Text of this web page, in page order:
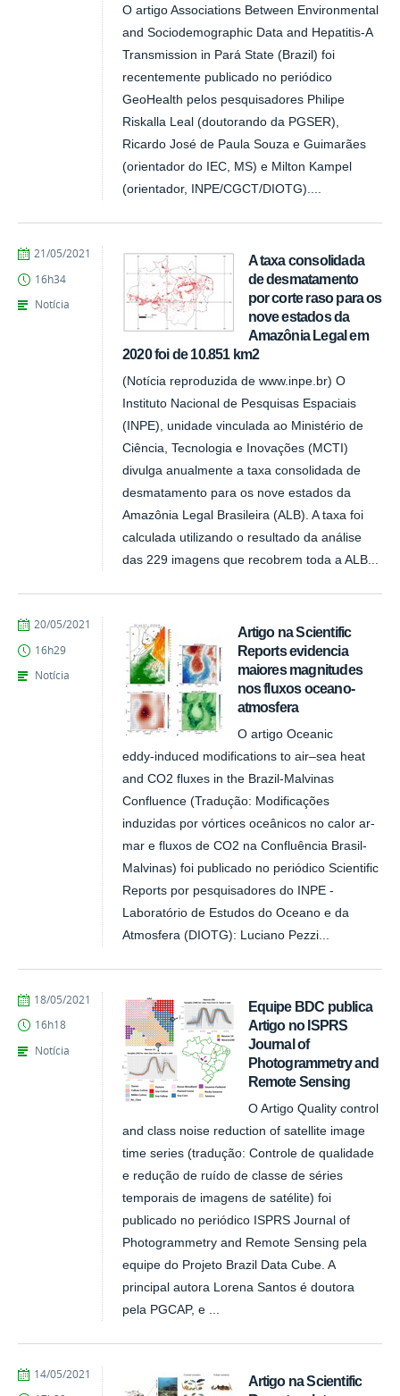
O artigo Associations Between Environmental
and Sociodemographic Data and Hepatitis-A
Transmission in Pará State (Brazil) foi
recentemente publicado no periódico
GeoHealth pelos pesquisadores Philipe
Riskalla Leal (doutorando da PGSER),
Ricardo José de Paula Souza e Guimarães
(orientador do IEC, MS) e Milton Kampel
(orientador, INPE/CGCT/DIOTG)....
A taxa consolidada
de desmatamento
por corte raso para os
nove estados da
Amazônia Legal em
2020 foi de 10.851 km2
(Notícia reproduzida de www.inpe.br) O
Instituto Nacional de Pesquisas Espaciais
(INPE), unidade vinculada ao Ministério de
Ciência, Tecnologia e Inovações (MCTI)
divulga anualmente a taxa consolidada de
desmatamento para os nove estados da
Amazônia Legal Brasileira (ALB). A taxa foi
calculada utilizando o resultado da análise
das 229 imagens que recobrem toda a ALB...
publicado
21/05/2021
16h34
Notícia
Artigo na Scientific
Reports evidencia
maiores magnitudes
nos fluxos oceano-
atmosfera
O artigo Oceanic
eddy‑induced modifications to air–sea heat
and CO2 fluxes in the Brazil‑Malvinas
Confluence (Tradução: Modificações
induzidas por vórtices oceânicos no calor ar-
mar e fluxos de CO2 na Confluência Brasil-
Malvinas) foi publicado no periódico Scientific
Reports por pesquisadores do INPE -
Laboratório de Estudos do Oceano e da
Atmosfera (DIOTG): Luciano Pezzi...
publicado
20/05/2021
16h29
Notícia
Equipe BDC publica
Artigo no ISPRS
Journal of
Photogrammetry and
Remote Sensing
O Artigo Quality control
and class noise reduction of satellite image
time series (tradução: Controle de qualidade
e redução de ruído de classe de séries
temporais de imagens de satélite) foi
publicado no periódico ISPRS Journal of
Photogrammetry and Remote Sensing pela
equipe do Projeto Brazil Data Cube. A
principal autora Lorena Santos é doutora
pela PGCAP, e ...
publicado
18/05/2021
16h18
Notícia
Artigo na Scientific
publicado
14/05/2021